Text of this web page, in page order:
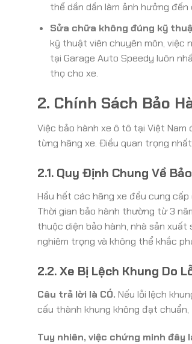
thể dần dần làm ảnh hưởng
Sửa chữa không đúng kỹ
kỹ thuật viên chuyên môn, việc
tại Garage Auto Speedy luôn
thọ cho xe.
2. Chính Sách Bảo
Việc bảo hành xe ô tô tại Việt
từng hãng xe. Điều quan trọng
2.1. Quy Định Chung Về
Hầu hết các hãng xe đều cung
Thời gian bảo hành thường từ 3
thuộc diện bảo hành, nhà sản
nghiêm trọng và không thể khắc
2.2. Xe Bị Lệch Khung Do
Câu trả lời là CÓ. Nếu lỗi lệch
cấu thành khung không đạt
Tuy nhiên, việc chứng minh